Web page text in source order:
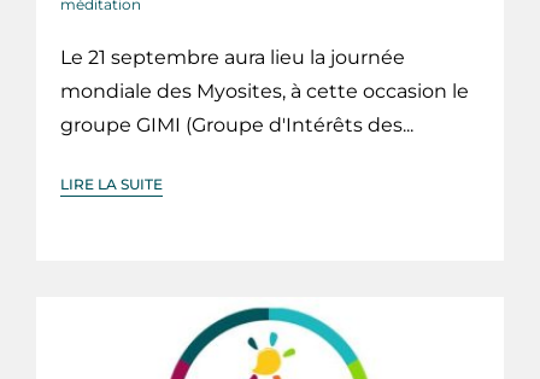
méditation
Le 21 septembre aura lieu la journée
mondiale des Myosites, à cette occasion le
groupe GIMI (Groupe d'Intérêts des...
LIRE LA SUITE